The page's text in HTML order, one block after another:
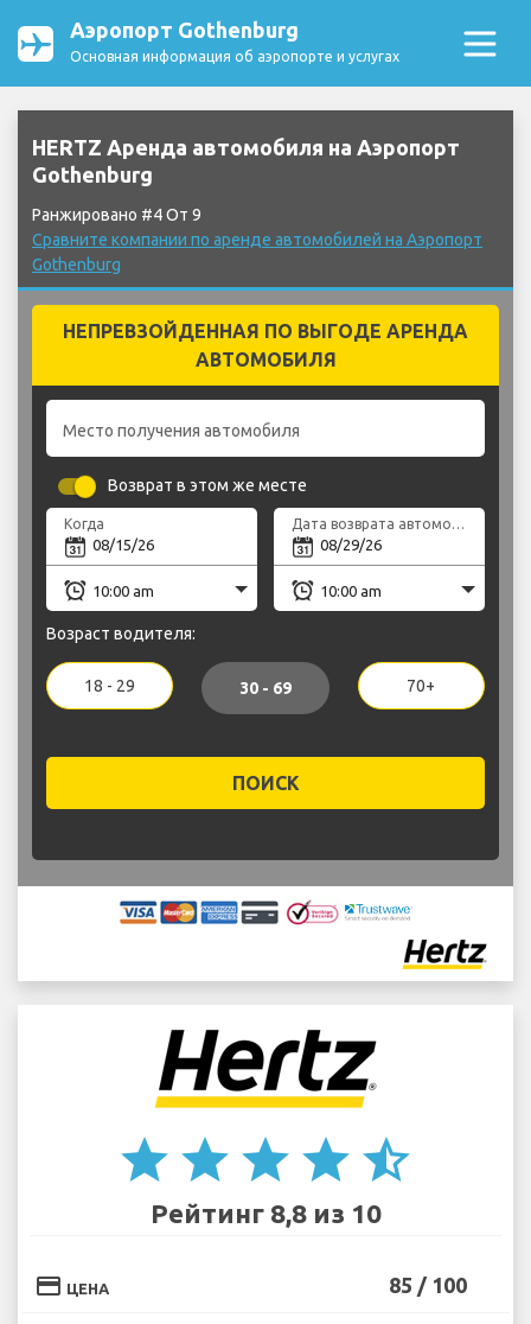
Аэропорт Gothenburg
Основная информация об аэропорте и услугах
HERTZ Аренда автомобиля на Аэропорт
Gothenburg
Ранжировано #4 От 9
Сравните компании по аренде автомобилей на Аэропорт
Gothenburg
НЕПРЕВЗОЙДЕННАЯ ПО ВЫГОДЕ АРЕНДА
АВТОМОБИЛЯ
Место получения автомобиля
Возврат в этом же месте
Когда Дата возврата автомобиля
Возраст водителя:
18 - 29 30 - 69 70+
ПОИСК
star star star star star_half
Рейтинг 8,8 из 10
credit_card ЦЕНА 85 / 100